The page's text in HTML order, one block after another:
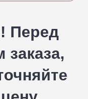
Перед